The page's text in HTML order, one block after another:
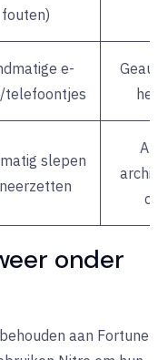
fouten)
e-
telefoontjes
slepen
onder
aan Fortune